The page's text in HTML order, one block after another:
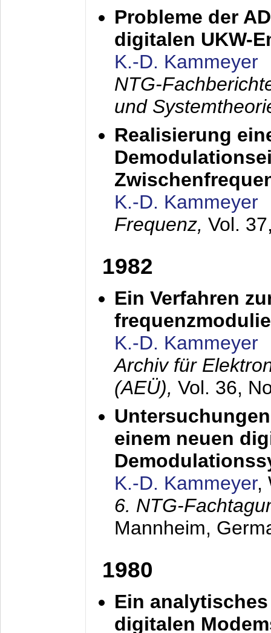
Probleme der
digitalen UKW-
K.-D. Kammeyer
NTG-
und
Realisierung
K.-D. Kammeyer
Frequenz, Vol.
1982
Ein Verfahren
K.-D. Kammeyer
Archiv für
(AEÜ), Vol. 36,
einem neuen
K.-D. Kammeyer,
6. NTG-
Mannheim,
1980
Ein
digitalen